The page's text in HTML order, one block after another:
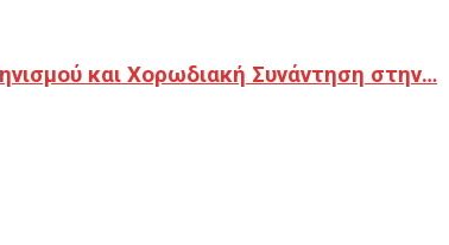
και Χορωδιακή Συνάντηση στην…